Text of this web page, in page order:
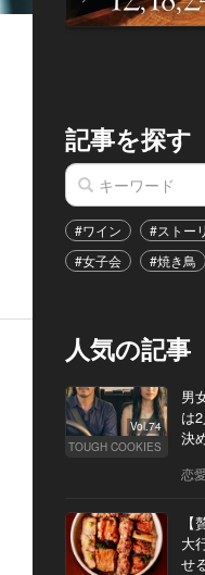
記事を探す
#ワイン #ストー
#女子会
#焼き鳥
人気の記事
Vol.74
TOUGH COOKIES
男
は
決
恋愛
大
せ